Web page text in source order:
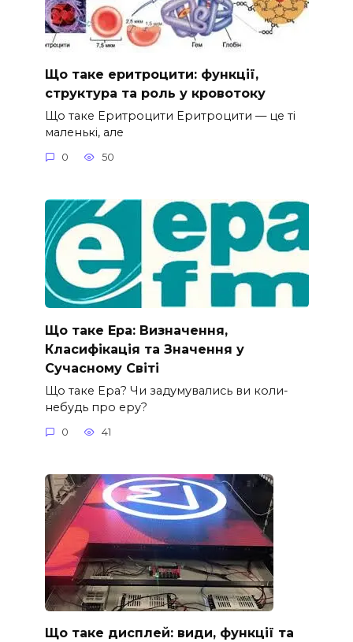
Що таке еритроцити: функції,
структура та роль у кровотоку
Що таке Еритроцити Еритроцити — це ті
маленькі, але
0 50
Що таке Ера: Визначення,
Класифікація та Значення у
Сучасному Світі
Що таке Ера? Чи задумувались ви коли-
небудь про еру?
0 41
Що таке дисплей: види, функції та